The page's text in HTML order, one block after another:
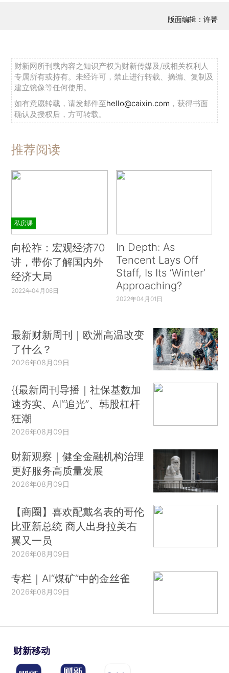
版面编辑：许菁
财新网所刊载内容之知识产权为财新传媒及/或相关权利人
专属所有或持有。未经许可，禁止进行转载、摘编、复制及
建立镜像等任何使用。
如有意愿转载，请发邮件至hello@caixin.com ，获得书面
确认及授权后，方可转载。
推荐阅读
私房课
向松祚：宏观经济70
讲，带你了解国内外
经济大局
2022年04月06日
In Depth: As
Tencent Lays Off
Staff, Is Its ‘Winter’
Approaching?
2022年04月01日
最新财新周刊｜欧洲高温改变
了什么？
2026年08月09日
{{最新周刊导播｜社保基数加
速夯实、AI“追光”、韩股杠杆
狂潮
2026年08月09日
财新观察｜健全金融机构治理
更好服务高质量发展
2026年08月09日
【商圈】喜欢配戴名表的哥伦
比亚新总统 商人出身拉美右
翼又一员
2026年08月09日
专栏｜AI“煤矿”中的金丝雀
2026年08月09日
财新移动